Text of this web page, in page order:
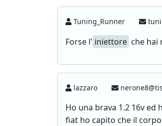
Tuning_Runner
Forse l' iniettore che hai
lazzaro
Ho una brava 1.2 16v
fiat ho capito che il